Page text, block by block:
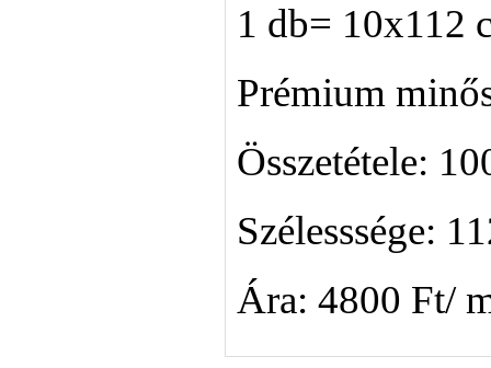
1 db= 10x112
Prémium
Összetétele:
Szélesssége:
Ára: 4800 Ft/